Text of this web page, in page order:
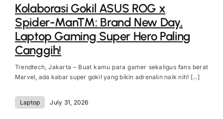
Kolaborasi Gokil ASUS ROG x
Spider-Man™: Brand New Day,
Laptop Gaming Super Hero Paling
Canggih!
Trendtech, Jakarta – Buat kamu para gamer sekaligus fans berat
Marvel, ada kabar super gokil yang bikin adrenalin naik nih! [...]
Laptop July 31, 2026